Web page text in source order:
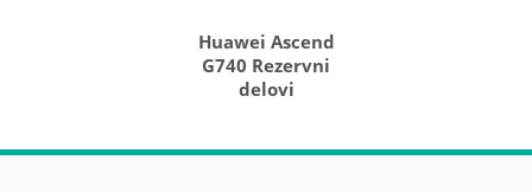
Huawei Ascend
G740 Rezervni
delovi